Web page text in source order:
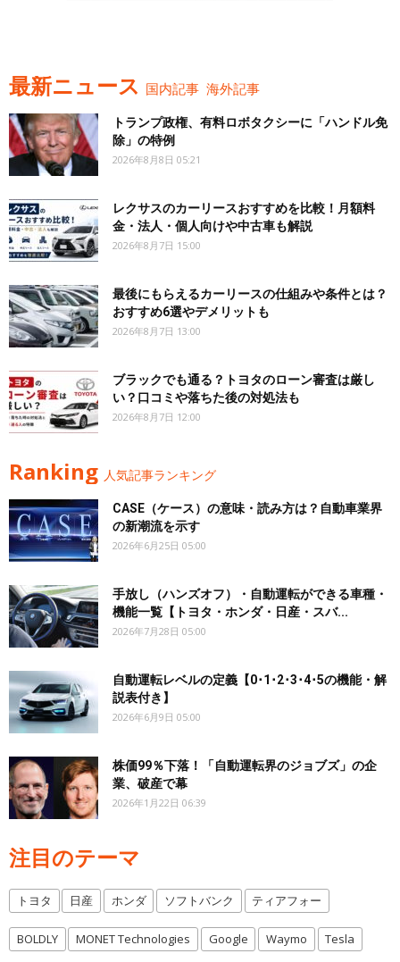
最新ニュース 国内記事 海外記事
トランプ政権、有料ロボタクシーに「ハンドル免
除」の特例
2026年8月8日 05:21
レクサスのカーリースおすすめを比較！月額料
金・法人・個人向けや中古車も解説
2026年8月7日 15:00
最後にもらえるカーリースの仕組みや条件とは？
おすすめ6選やデメリットも
2026年8月7日 13:00
ブラックでも通る？トヨタのローン審査は厳し
い？口コミや落ちた後の対処法も
2026年8月7日 12:00
Ranking 人気記事ランキング
CASE（ケース）の意味・読み方は？自動車業界
の新潮流を示す
2026年6月25日 05:00
手放し（ハンズオフ）・自動運転ができる車種・
機能一覧【トヨタ・ホンダ・日産・スバ...
2026年7月28日 05:00
自動運転レベルの定義【0･1･2･3･4･5の機能・解
説表付き】
2026年6月9日 05:00
株価99％下落！「自動運転界のジョブズ」の企
業、破産で幕
2026年1月22日 06:39
注目のテーマ
トヨタ 日産 ホンダ ソフトバンク ティアフォー
BOLDLY MONET Technologies Google Waymo Tesla